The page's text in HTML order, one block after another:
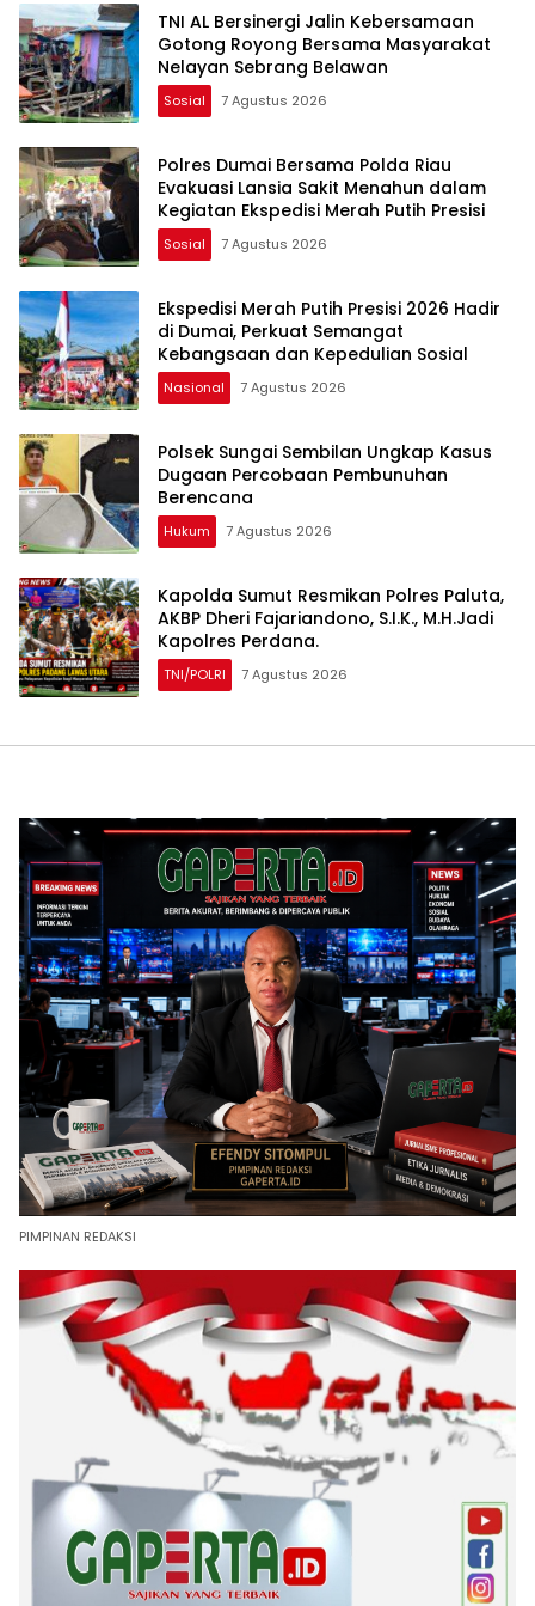
TNI AL Bersinergi Jalin Kebersamaan
Gotong Royong Bersama Masyarakat
Nelayan Sebrang Belawan
Sosial 7 Agustus 2026
Polres Dumai Bersama Polda Riau
Evakuasi Lansia Sakit Menahun dalam
Kegiatan Ekspedisi Merah Putih Presisi
Sosial 7 Agustus 2026
Ekspedisi Merah Putih Presisi 2026 Hadir
di Dumai, Perkuat Semangat
Kebangsaan dan Kepedulian Sosial
Nasional 7 Agustus 2026
Polsek Sungai Sembilan Ungkap Kasus
Dugaan Percobaan Pembunuhan
Berencana
Hukum 7 Agustus 2026
Kapolda Sumut Resmikan Polres Paluta,
AKBP Dheri Fajariandono, S.I.K., M.H.Jadi
Kapolres Perdana.
TNI/POLRI 7 Agustus 2026
PIMPINAN REDAKSI